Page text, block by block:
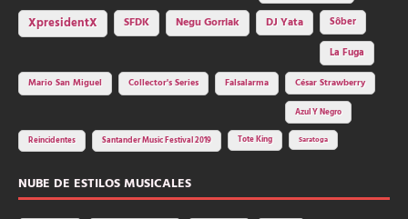
XpresidentX SFDK Negu Gorriak DJ Yata
Sôber
La Fuga
Mario San Miguel
Collector's Series Falsalarma César Strawberry
Azul Y Negro
Reincidentes Santander Music Festival 2019 Tote King Saratoga
NUBE DE ESTILOS MUSICALES